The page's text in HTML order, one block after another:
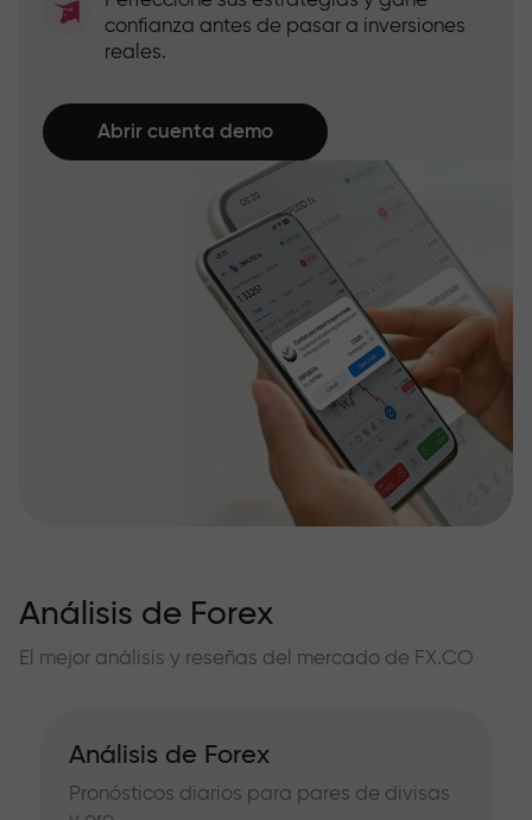
confianza antes de pasar a inversiones
reales.
Abrir cuenta demo
Análisis de Forex
El mejor análisis y reseñas del mercado de FX.CO
Análisis de Forex
Pronósticos diarios para pares de divisas